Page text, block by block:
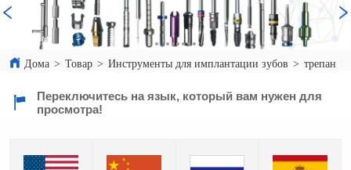
Дома > Товар > Инструменты для имплантации зубов > трепан >
Переключитесь на язык, который вам нужен для
просмотра!